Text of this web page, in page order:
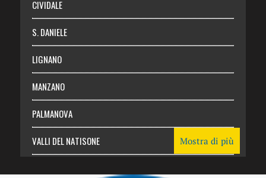
CIVIDALE
S. DANIELE
LIGNANO
MANZANO
PALMANOVA
VALLI DEL NATISONE Mostra di più